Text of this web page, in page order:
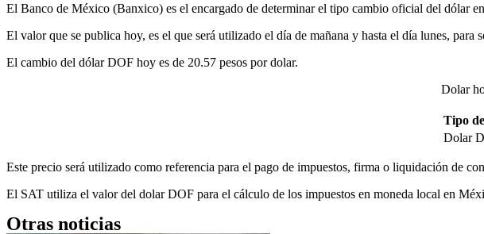
El Banco de México (Banxico) es el encargado de determinar el tipo cambio oficial del dólar
El valor que se publica hoy, es el que será utilizado el día de mañana y hasta el día lunes,
El cambio del dólar DOF hoy es de 20.57 pesos por dolar.
Dolar
Tipo
Dolar
Este precio será utilizado como referencia para el pago de impuestos, firma o liquidación de
El SAT utiliza el valor del dolar DOF para el cálculo de los impuestos en moneda local en
Otras noticias